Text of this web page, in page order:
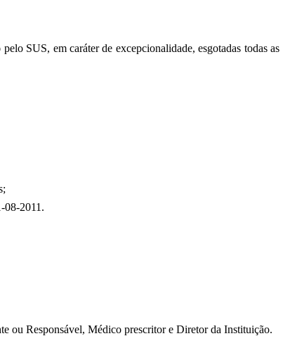
SUS, em caráter de excepcionalidade, esgotadas todas as
08-2011.
ou Responsável, Médico prescritore Diretor da Instituição.